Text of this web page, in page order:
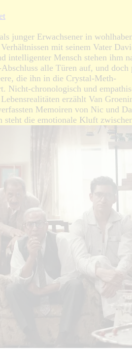
junger Erwachsener in
mit seinem Vater
intelligenter Mensch stehen ihm
alle Türen auf, und doch
die ihn in die Crystal-Meth-
Nicht-chronologisch und
erzählt Van
Memoiren von Nic und
steht die emotionale Kluft